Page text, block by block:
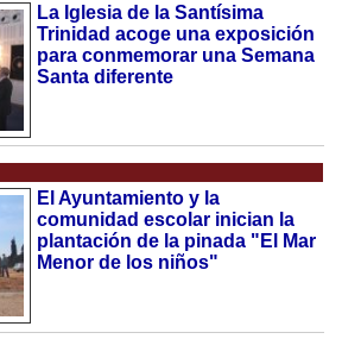
La Iglesia de la Santísima
Trinidad acoge una exposición
para conmemorar una Semana
Santa diferente
El Ayuntamiento y la
comunidad escolar inician la
plantación de la pinada "El Mar
Menor de los niños"